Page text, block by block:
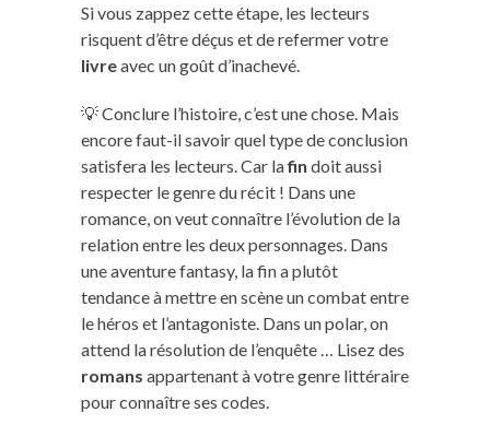
Si vous zappez cette étape, les lecteurs
risquent d’être déçus et de refermer votre
livreavec un goût d’inachevé.
💡 Conclure l’histoire, c’est une chose. Mais
encore faut-il savoir quel type de conclusion
satisfera les lecteurs. Car lafin doit aussi
respecter le genre du récit ! Dans une
romance, on veut connaître l’évolution de la
relation entre les deux personnages. Dans
une aventure fantasy, la fin a plutôt
tendance à mettre en scène un combat entre
le héros et l’antagoniste. Dans un polar, on
attend la résolution de l’enquête … Lisez des
romans appartenant à votre genre littéraire
pour connaître ses codes.